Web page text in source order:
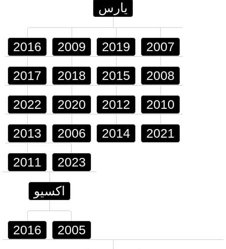
يارس
2016 2009 2019 2007
2017 2018 2015 2008
2022 2020 2012 2010
2013 2006 2014 2021
2011 2023
اكسيو
2016 2005